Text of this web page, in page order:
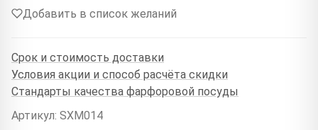
Добавить в список желаний
Срок и стоимость доставки
Условия акции и способ расчёта скидки
Стандарты качества фарфоровой посуды
Артикул: SXM014